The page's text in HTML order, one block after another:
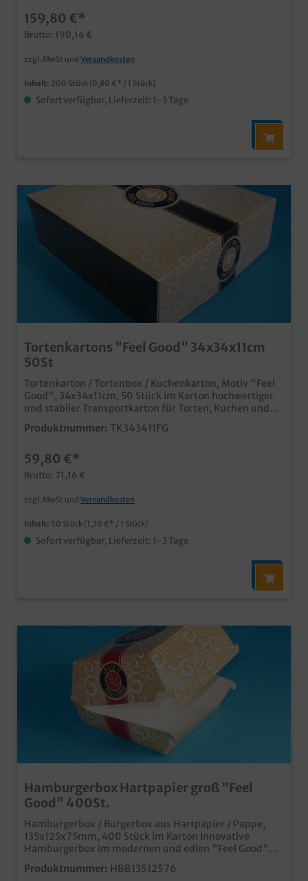
Germany" auch mit Ihrem Unternehmensdesign oder
Werbedruck produzierbar, unser Kundenservice freut
sich auf Ihre Anfrage
159,80 €*
Brutto: 190,16 €
zzgl. MwSt und Versandkosten
Inhalt: 200 Stück (0,80 €* / 1 Stück)
Sofort verfügbar, Lieferzeit: 1-3 Tage
Tortenkartons "Feel Good" 34x34x11cm
50St
Tortenkarton / Tortenbox / Kuchenkarton, Motiv "Feel
Good", 34x34x11cm, 50 Stück im Karton hochwertiger
und stabiler Transportkarton für Torten, Kuchen und
Gebäck modernes und edles Neutralmotiv "Feel Good"
für den anspruchsvollen Einsatz in Kaffeehaus,
auch in Ihrem Wunschdesign bedruckbar, wenden Sie
sich einfach an unseren Kundenservice
Produktnummer: TK343411FG
59,80 €*
Brutto: 71,16 €
zzgl. MwSt und Versandkosten
Inhalt: 50 Stück (1,20 €* / 1 Stück)
Sofort verfügbar, Lieferzeit: 1-3 Tage
Hamburgerbox Hartpapier groß "Feel
Good" 400St.
Hamburgerbox / Burgerbox aus Hartpapier / Pappe,
135x125x75mm, 400 Stück im Karton Innovative
Hamburgerbox im modernen und edlen "Feel Good"
Design Aus umweltfreundlichen Hartpapier Verpacken
Sie Ihre Hamburger umweltfreundlich und mit Stil, wie
Produktnummer: HBB13512576